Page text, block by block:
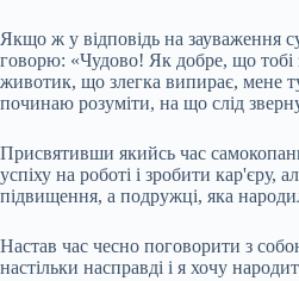
Якщо ж у відповідь на зауваження
говорю: «Чудово! Як добре, що тобі
животик, що злегка випирає, мене
починаю розуміти, на що слід
Присвятивши якийсь час
успіху на роботі і зробити кар'єру,
підвищення, а подружці, яка
Настав час чесно поговорити з
настільки насправді і я хочу